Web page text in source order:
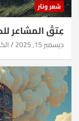
شعر ونثر
عِتقُ المشاعر
ديسمبر 15, 2025